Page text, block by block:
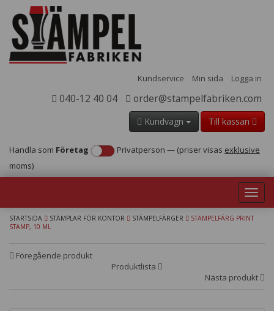
Kundservice Min sida Logga in
040-12 40 04 order@stampelfabriken.com
Kundvagn Till kassan
Handla som Företag Privatperson — (priser visas exklusive
moms)
STARTSIDA STÄMPLAR FÖR KONTOR STÄMPELFÄRGER
STÄMPELFÄRG PRINT
STAMP, 10 ML
Föregående produkt
Produktlista
Nästa produkt